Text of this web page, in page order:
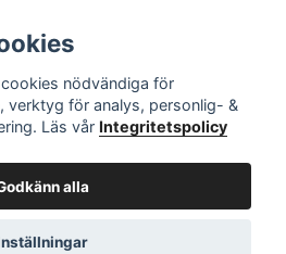
nödvändiga för
verktyg för analys, personlig- &
Läs vår Integritetspolicy
alla